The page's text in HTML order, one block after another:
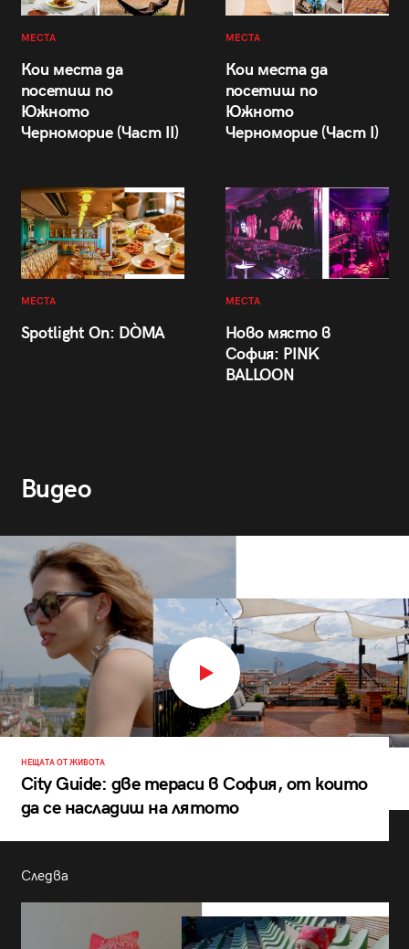
МЕСТА
Кои места да
посетиш по
Южното
Черноморие (Част II)
МЕСТА
Кои места да
посетиш по
Южното
Черноморие (Част I)
МЕСТА
Spotlight On: DÒMA
МЕСТА
Ново място в
София: PINK
BALLOON
Видео
НЕЩАТА ОТ ЖИВОТА
City Guide: две тераси в София, от които
да се насладиш на лятото
Следва